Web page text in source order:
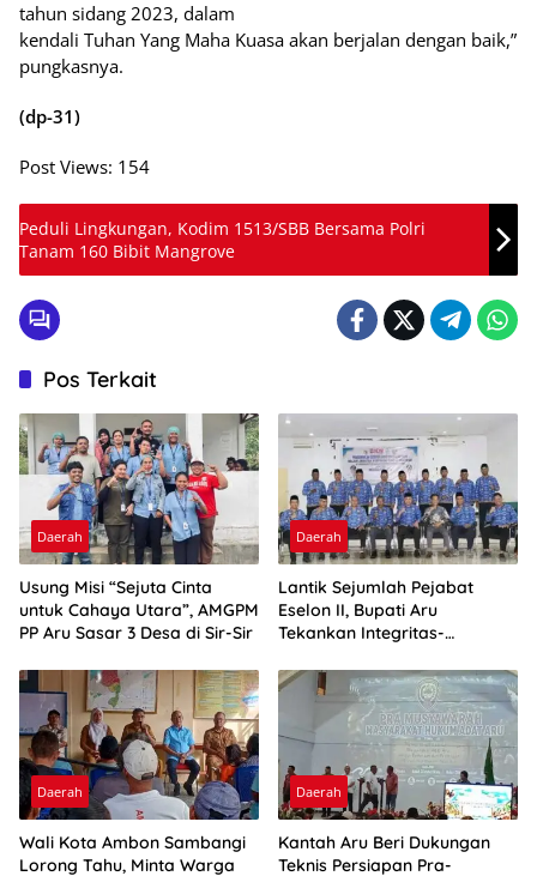
tahun sidang 2023, dalam
kendali Tuhan Yang Maha Kuasa akan berjalan dengan baik,”
pungkasnya.
(dp-31)
Post Views: 154
Peduli Lingkungan, Kodim 1513/SBB Bersama Polri
Tanam 160 Bibit Mangrove
Pos Terkait
Daerah
Usung Misi “Sejuta Cinta
untuk Cahaya Utara”, AMGPM
PP Aru Sasar 3 Desa di Sir-Sir
Daerah
Lantik Sejumlah Pejabat
Eselon II, Bupati Aru
Tekankan Integritas-
Daerah
Wali Kota Ambon Sambangi
Lorong Tahu, Minta Warga
Daerah
Kantah Aru Beri Dukungan
Teknis Persiapan Pra-